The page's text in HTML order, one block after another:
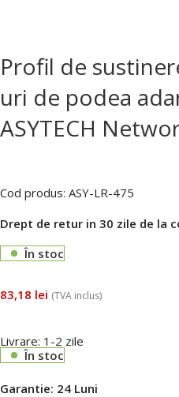
Profil de
uri de podea
ASYTECH
Cod produs: ASY-LR-475
Drept de retur in 30 zile de la
În stoc
83,18 lei (TVA inclus)
Livrare: 1-2 zile
În stoc
Garantie: 24 Luni